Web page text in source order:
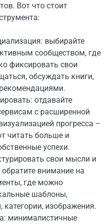
Вот что стоит
выбирайте
сообществом, где
фиксировать свои
обсуждать книги,
отдавайте
с расширенной
прогресса –
читать больше и
успехи.
свои мысли и
внимание на
где можно
шаблоны,
категории, изображения.
минималистичные